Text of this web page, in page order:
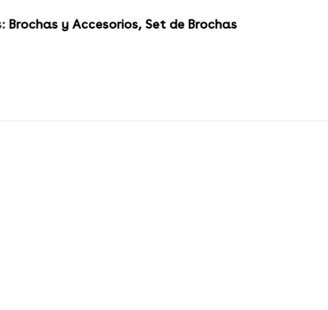
Brochas y Accesorios, Set de Brochas